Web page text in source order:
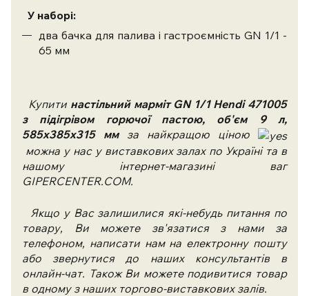
У наборі:
два бачка для палива і гастроємність GN 1/1 -
65 мм
Купити настільний марміт GN 1/1 Hendi 471005
з підігрівом горючої пастою, об'єм 9 л,
585x385x315 мм за найкращою ціною
можна у нас у виставкових залах по Україні та в
нашому інтернет-магазині ваг
GIPERCENTER.COM.
Якщо у Вас залишилися які-небудь питання по
товару, Ви можете зв'язатися з нами за
телефоном, написати нам на електронну пошту
або звернутися до наших консультантів в
онлайн-чат. Також Ви можете подивитися товар
в одному з наших торгово-виставкових залів.